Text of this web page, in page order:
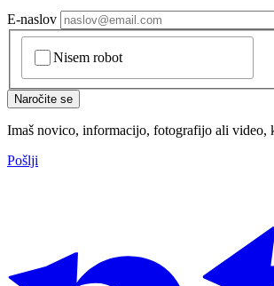
E-naslov
Nisem robot
Naročite se
Imaš novico, informacijo, fotografijo ali video,
Pošlji